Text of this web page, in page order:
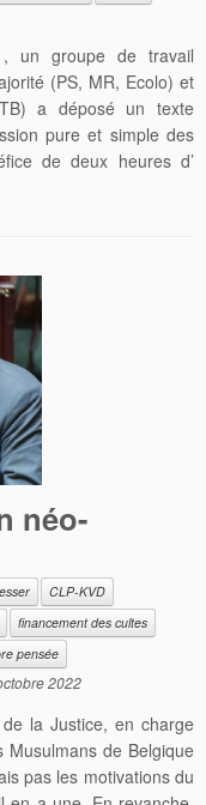
un groupe de travail
(PS, MR, Ecolo) et
a déposé un texte
pure et simple des
de deux heures d’
néo-
CLP-KVD
financement des cultes
pensée
2022
la Justice, en charge
Musulmans de Belgique
pas les motivations du